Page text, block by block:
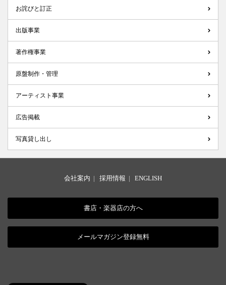
お詫びと訂正
出版事業
著作権事業
原盤制作・管理
アーティスト事業
広告掲載
写真貸し出し
会社案内 | 採用情報 | ENGLISH
書店・楽器店の方へ
メールマガジン登録無料